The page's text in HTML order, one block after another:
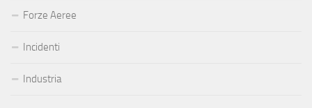
Forze Aeree
Incidenti
Industria